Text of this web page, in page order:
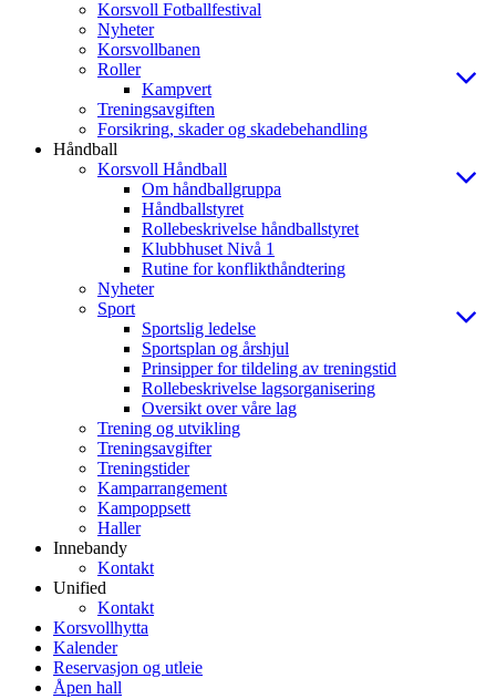
Korsvoll Fotballfestival
Nyheter
Korsvollbanen
Roller
Kampvert
Treningsavgiften
Forsikring, skader og skadebehandling
Håndball
Korsvoll Håndball
Om håndballgruppa
Håndballstyret
Rollebeskrivelse håndballstyret
Klubbhuset Nivå 1
Rutine for konflikthåndtering
Nyheter
Sport
Sportslig ledelse
Sportsplan og årshjul
Prinsipper for tildeling av treningstid
Rollebeskrivelse lagsorganisering
Oversikt over våre lag
Trening og utvikling
Treningsavgifter
Treningstider
Kamparrangement
Kampoppsett
Haller
Innebandy
Kontakt
Unified
Kontakt
Korsvollhytta
Kalender
Reservasjon og utleie
Åpen hall